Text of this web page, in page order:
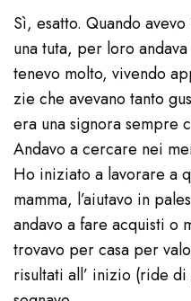
Sì, esatto. Quando
una tuta, per loro
tenevo molto, vivendo
zie che avevano tanto
era una signora sempre
Andavo a cercare nei
Ho iniziato a lavorare a
mamma, l’aiutavo in
andavo a fare acquisti o
trovavo per casa per
risultati all’ inizio (ride